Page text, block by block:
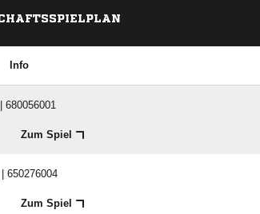
Info
680056001
Zum Spiel
650276004
Zum Spiel